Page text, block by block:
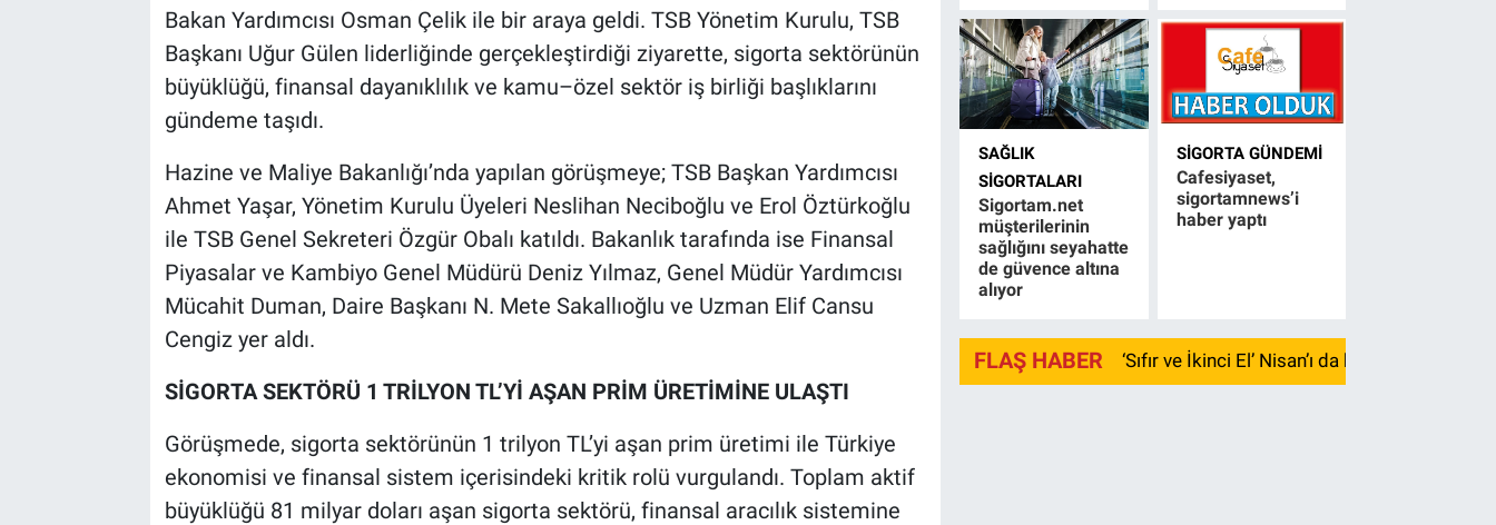
Bakan Yardımcısı Osman Çelik ile bir araya geldi. TSB Yönetim Kurulu, TSB
Başkanı Uğur Gülen liderliğinde gerçekleştirdiği ziyarette, sigorta sektörünün
büyüklüğü, finansal dayanıklılık ve kamu–özel sektör iş birliği başlıklarını
gündeme taşıdı.
Hazine ve Maliye Bakanlığı’nda yapılan görüşmeye; TSB Başkan Yardımcısı
Ahmet Yaşar, Yönetim Kurulu Üyeleri Neslihan Neciboğlu ve Erol Öztürkoğlu
ile TSB Genel Sekreteri Özgür Obalı katıldı. Bakanlık tarafında ise Finansal
Piyasalar ve Kambiyo Genel Müdürü Deniz Yılmaz, Genel Müdür Yardımcısı
Mücahit Duman, Daire Başkanı N. Mete Sakallıoğlu ve Uzman Elif Cansu
Cengiz yer aldı.
SİGORTA SEKTÖRÜ 1 TRİLYON TL’Yİ AŞAN PRİM ÜRETİMİNE ULAŞTI
Görüşmede, sigorta sektörünün 1 trilyon TL’yi aşan prim üretimi ile Türkiye
ekonomisi ve finansal sistem içerisindeki kritik rolü vurgulandı. Toplam aktif
büyüklüğü 81 milyar doları aşan sigorta sektörü, finansal aracılık sistemine
SAĞLIK
SIGORTALARI
Sigortam.net
müşterilerinin
sağlığını seyahatte
de güvence altına
alıyor
SIGORTA GÜNDEMI
Cafesiyaset,
sigortamnews’i
haber yaptı
FLAŞ HABER ‘Sıfır ve İkinci El’ Nisan’ı da kayıpla kapadı